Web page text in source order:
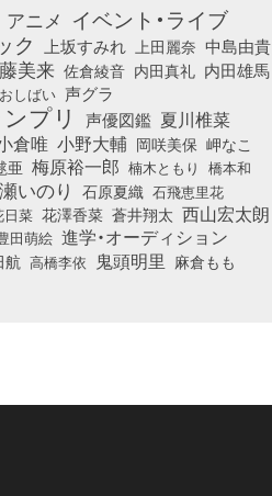
アニメ イベント・ライブ
ク 上坂すみれ 上田麗奈 中島由貴
美来 佐倉綾音 内田真礼 内田雄馬
しばい 声グラ
プリ 声優図鑑 夏川椎菜
倉唯 小野大輔 岡咲美保 岬なこ
亜 梅原裕一郎 楠木ともり 橋本和
いのり 石原夏織 石飛恵里花
日菜 花澤香菜 蒼井翔太 西山宏太朗
田萌絵 進学・オーディション
航 高橋李依 鬼頭明里 麻倉もも